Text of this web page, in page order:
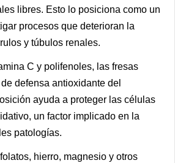
libres. Esto lo posiciona como un
procesos que deterioran la
y túbulos renales.
C y polifenoles, las fresas
defensa antioxidante del
ayuda a proteger las células
un factor implicado en la
patologías.
hierro, magnesio y otros